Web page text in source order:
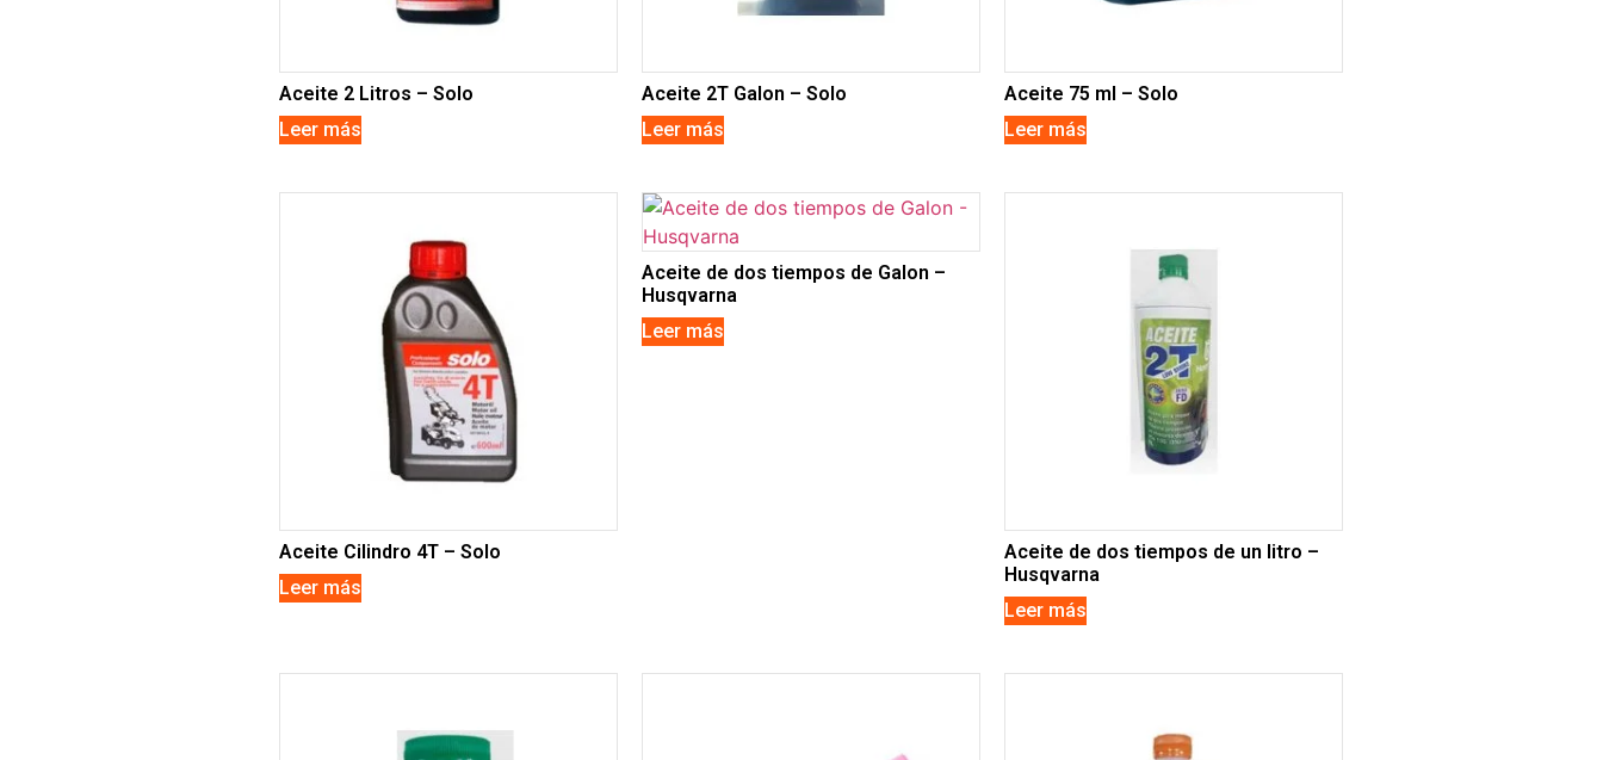
Aceite 2 Litros – Solo
Leer más
Aceite 2T Galon – Solo
Leer más
Aceite 75 ml – Solo
Leer más
Aceite Cilindro 4T – Solo
Leer más
Aceite de dos tiempos de Galon –
Husqvarna
Leer más
Aceite de dos tiempos de un litro –
Husqvarna
Leer más